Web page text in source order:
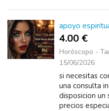
apoyo
4.00 €
Horóscopo -
15/06/2026
si necesitas
una consulta
disposicion un
precios